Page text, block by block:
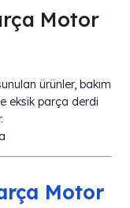
Motor
ürünler, bakım
eksik parça derdi
Motor